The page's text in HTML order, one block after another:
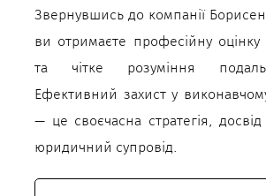
Звернувшись до компанії
ви отримаєте професійну оцінку
та чітке розуміння
Ефективний захист у
— це своєчасна стратегія,
юридичний супровід.